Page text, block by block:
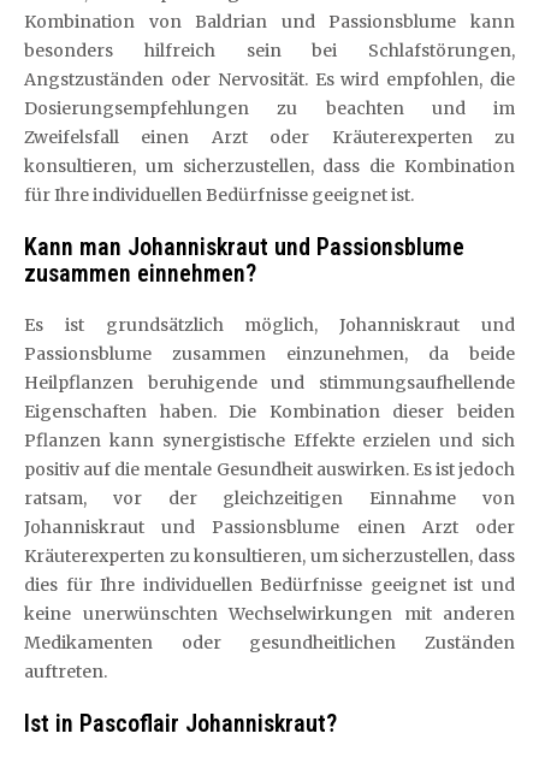
Kombination von Baldrian und Passionsblume kann
besonders hilfreich sein bei Schlafstörungen,
Angstzuständen oder Nervosität. Es wird empfohlen, die
Dosierungsempfehlungen zu beachten und im
Zweifelsfall einen Arzt oder Kräuterexperten zu
konsultieren, um sicherzustellen, dass die Kombination
für Ihre individuellen Bedürfnisse geeignet ist.
Kann man Johanniskraut und Passionsblume
zusammen einnehmen?
Es ist grundsätzlich möglich, Johanniskraut und
Passionsblume zusammen einzunehmen, da beide
Heilpflanzen beruhigende und stimmungsaufhellende
Eigenschaften haben. Die Kombination dieser beiden
Pflanzen kann synergistische Effekte erzielen und sich
positiv auf die mentale Gesundheit auswirken. Es ist jedoch
ratsam, vor der gleichzeitigen Einnahme von
Johanniskraut und Passionsblume einen Arzt oder
Kräuterexperten zu konsultieren, um sicherzustellen, dass
dies für Ihre individuellen Bedürfnisse geeignet ist und
keine unerwünschten Wechselwirkungen mit anderen
Medikamenten oder gesundheitlichen Zuständen
auftreten.
Ist in Pascoflair Johanniskraut?